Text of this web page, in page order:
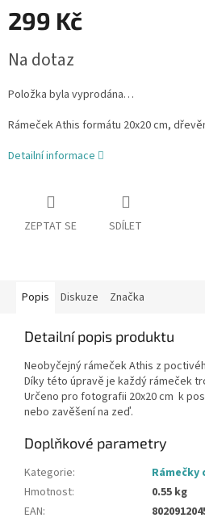
299 Kč
cena:
Na dotaz
Položka byla vyprodána…
Rámeček Athis formátu 20x20 cm,
Detailní informace
ZEPTAT SE SDÍLET
Popis Diskuze Značka
Detailní popis produktu
Neobyčejný rámeček Athis z
Díky této úpravě je každý rámeček
Určeno pro fotografii 20x20 cm k
nebo zavěšení na zeď.
Doplňkové parametry
Kategorie:
Rámečky
Hmotnost:
0.55 kg
EAN: